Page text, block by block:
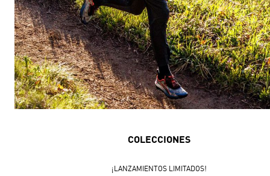
COLECCIONES
¡LANZAMIENTOS LIMITADOS!